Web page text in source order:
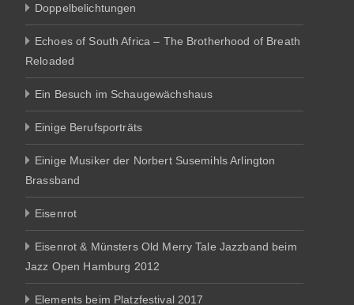
Doppelbelichtungen
Echoes of South Africa – The Brotherhood of Breath
Reloaded
Ein Besuch im Schaugewächshaus
Einige Berufsporträts
Einige Musiker der Norbert Susemihls Arlington
Brassband
Eisenrot
Eisenrot & Münsters Old Merry Tale Jazzband beim
Jazz Open Hamburg 2012
Elements beim Platzfestival 2017